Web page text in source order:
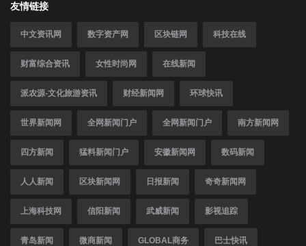
友情链接
中文资讯网 数字资产网 区块链网 科技在线
财富综合资讯 女性时尚网 在线新闻
派农源-文化旅游资讯 财经新闻网 环球快讯
世界新闻网 全网新闻门户 全网新闻门户 南方新闻网
四方新闻 猛料新闻门户 安徽新闻网 数码新闻
人人新闻 区块新闻网 日报新闻 奇奇新闻网
上海科技网 信阳新闻 武威新闻 影视追踪
青岛新闻 微商新闻 GLOBAL商务 巴士快讯